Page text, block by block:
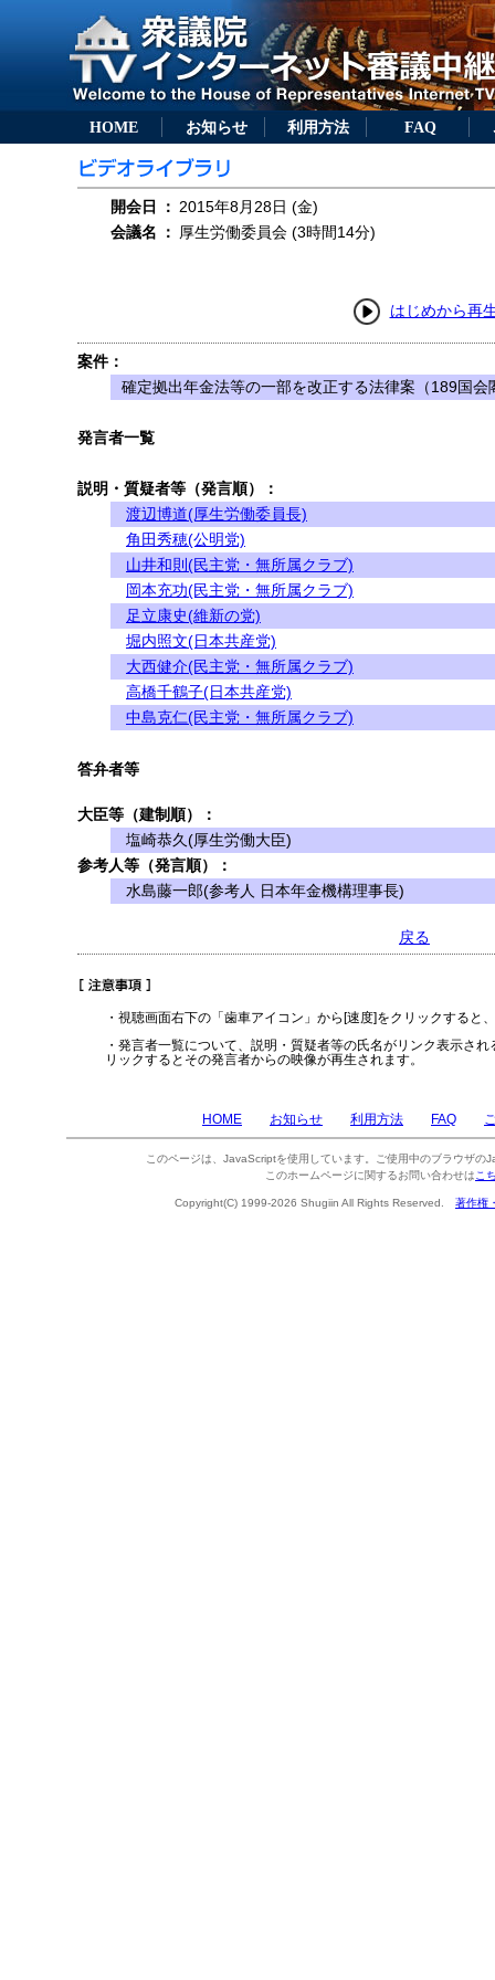
HOME お知らせ 利用方法 FAQ
開会日 ： 2015年8月28日 (金)
会議名
： 厚生労働委員会 (3時間14分)
はじめから再
案件：
確定拠出年金法等の一部を改正する法律案（189国会
発言者一覧
説明・質疑者等（発言順）：
渡辺博道(厚生労働委員長)
角田秀穂(公明党)
山井和則(民主党・無所属クラブ)
岡本充功(民主党・無所属クラブ)
足立康史(維新の党)
堀内照文(日本共産党)
大西健介(民主党・無所属クラブ)
高橋千鶴子(日本共産党)
中島克仁(民主党・無所属クラブ)
答弁者等
大臣等（建制順）：
塩崎恭久(厚生労働大臣)
参考人等（発言順）：
水島藤一郎(参考人 日本年金機構理事長)
戻る
・視聴画面右下の「歯車アイコン」から[速度]をクリックすると
・発言者一覧について、説明・質疑者等の氏名がリンク表示さ
リックするとその発言者からの映像が再生されます。
HOME お知らせ 利用方法 FAQ
このページは、JavaScriptを使用しています。ご使用中のブラウザの
このホームページに関するお問い合わせは こ
Copyright(C) 1999-2026 Shugiin All Rights Reserved. 著作権